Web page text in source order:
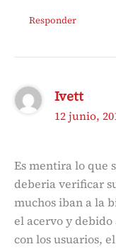
Responder
Ivett
12 junio,
Es mentira lo que
deberia verificar
muchos iban a la
el acervo y
con los usuarios,